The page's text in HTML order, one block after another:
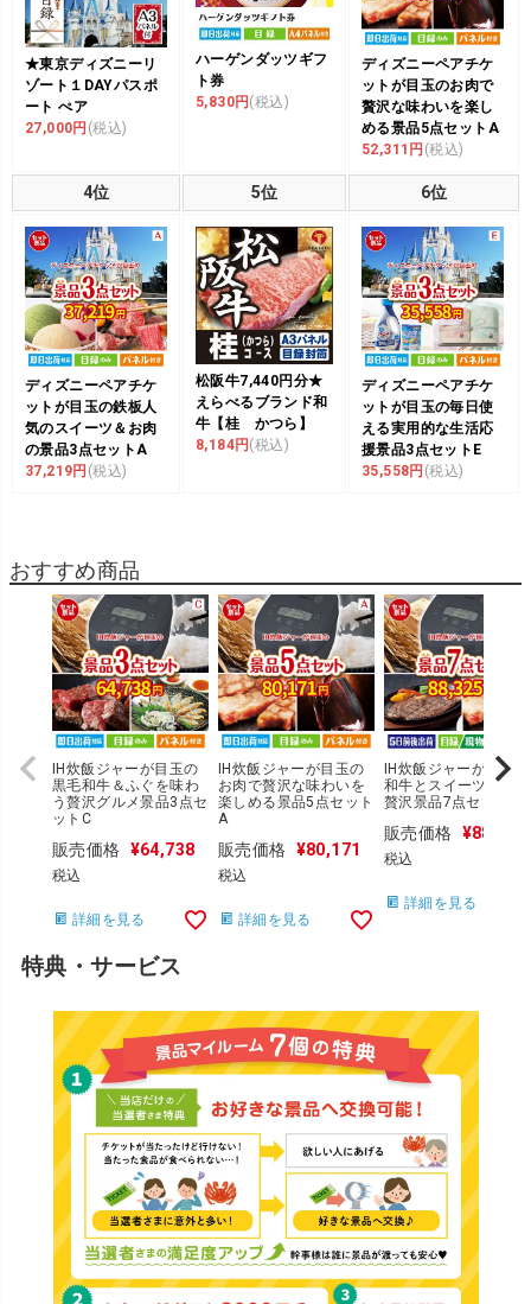
★東京ディズニーリ
ゾート１DAYパスポ
ート ぺア
27,000円 (税込)
ハーゲンダッツギフ
ト券
5,830円 (税込)
ディズニーペアチケ
ットが目玉のお肉で
贅沢な味わいを楽し
める景品5点セットA
52,311円 (税込)
4位 5位 6位
ディズニーペアチケ
ットが目玉の鉄板人
気のスイーツ＆お肉
の景品3点セットA
37,219円 (税込)
松阪牛7,440円分★
えらべるブランド和
牛【桂 かつら】
8,184円 (税込)
ディズニーペアチケ
ットが目玉の毎日使
える実用的な生活応
援景品3点セットE
35,558円 (税込)
おすすめ商品
IH炊飯ジャーが目玉の
黒毛和牛＆ふぐを味わ
う贅沢グルメ景品3点セ
ットC
販売価格 ¥64,738
税込
詳細を見る
IH炊飯ジャーが目玉の
お肉で贅沢な味わいを
楽しめる景品5点セット
A
販売価格 ¥80,171
税込
詳細を見る
IH炊飯ジャーが目玉の
和牛とスイーツが揃う
贅沢景品7点セットD
販売価格 ¥88,325
税込
詳細を見る
特典・サービス